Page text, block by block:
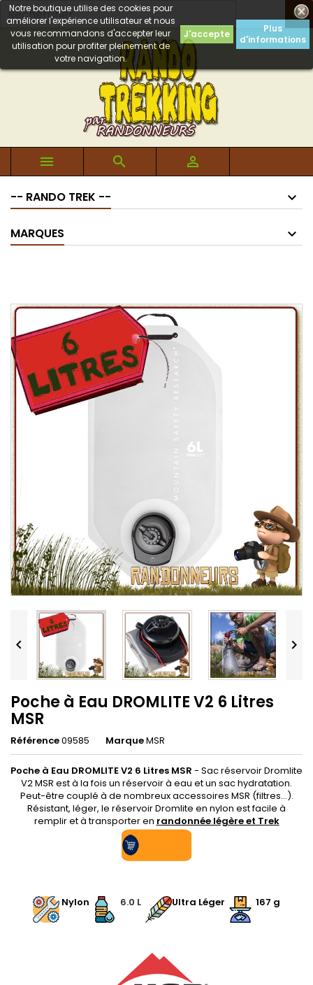

Notre boutique utilise des cookies pour
améliorer l'expérience utilisateur et nous
vous recommandons d'accepter leur
utilisation pour profiter pleinement de
votre navigation.
J'accepte
Plus
d'informations
  
-- RANDO TREK --
MARQUES
 
Poche à Eau DROMLITE V2 6 Litres
MSR
Référence09585 MarqueMSR
Poche à Eau DROMLITE V2 6 Litres MSR - Sac réservoir Dromlite
V2 MSR est à la fois un réservoir à eau et un sac hydratation.
Peut-être couplé à de nombreux accessoires MSR (filtres...).
Résistant, léger, le réservoir Dromlite en nylon est facile à
remplir et à transporter en randonnée légère et Trek
Nylon 6.0 L Ultra Léger 167 g